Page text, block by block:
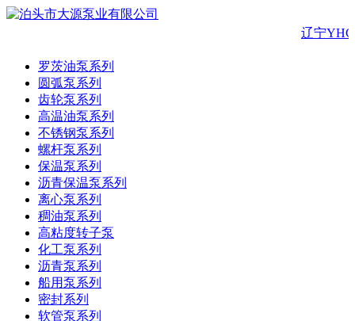
辽宁
罗茨油泵系列
圆弧泵系列
齿轮泵系列
高温油泵系列
不锈钢泵系列
螺杆泵系列
保温泵系列
沥青保温泵系列
离心泵系列
稠油泵系列
高粘度转子泵
化工泵系列
沥青泵系列
船用泵系列
密封系列
软管泵系列